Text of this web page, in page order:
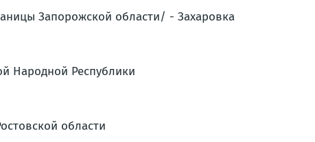
Запорожской области/ - Захаровка
Народной Республики
области